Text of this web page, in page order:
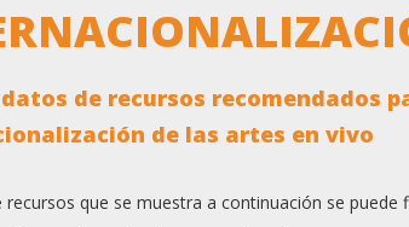
datos de recursos recomendados
de las artes en vivo
recursos que se muestra a continuación se